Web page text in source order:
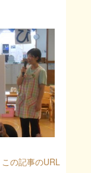
この記事のURL